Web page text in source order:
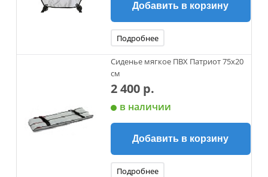
Добавить в корзину
Подробнее
Сиденье мягкое ПВХ Патриот 75x20
см
2 400 р.
в наличии
Добавить в корзину
Подробнее